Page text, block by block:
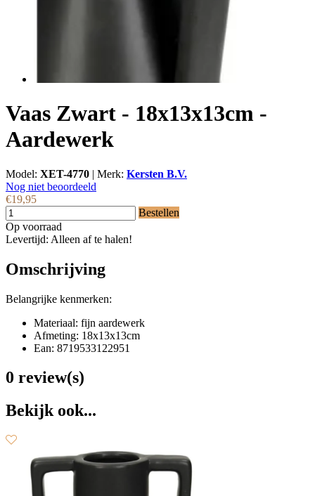
Vaas Zwart - 18x13x13cm -
Aardewerk
Model: XET-4770 | Merk: Kersten B.V.
Nog niet beoordeeld
€19,95
Bestellen
Op voorraad
Levertijd: Alleen af te halen!
Omschrijving
Belangrijke kenmerken:
Materiaal: fijn aardewerk
Afmeting: 18x13x13cm
Ean: 8719533122951
0 review(s)
Bekijk ook...